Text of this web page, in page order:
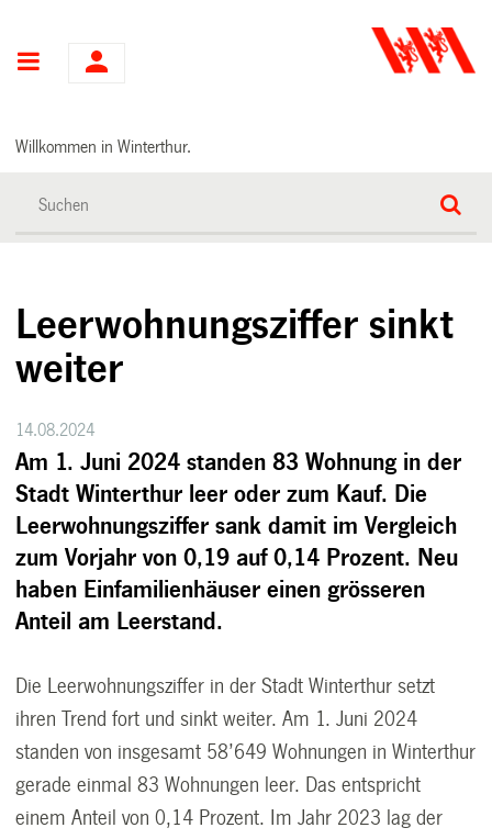
Hauptnavigation
Willkommen in Winterthur.
Leerwohnungsziffer sinkt
weiter
14.08.2024
Am 1. Juni 2024 standen 83 Wohnung in der
Stadt Winterthur leer oder zum Kauf. Die
Leerwohnungsziffer sank damit im Vergleich
zum Vorjahr von 0,19 auf 0,14 Prozent. Neu
haben Einfamilienhäuser einen grösseren
Anteil am Leerstand.
Die Leerwohnungsziffer in der Stadt Winterthur setzt
ihren Trend fort und sinkt weiter. Am 1. Juni 2024
standen von insgesamt 58’649 Wohnungen in Winterthur
gerade einmal 83 Wohnungen leer. Das entspricht
einem Anteil von 0,14 Prozent. Im Jahr 2023 lag der